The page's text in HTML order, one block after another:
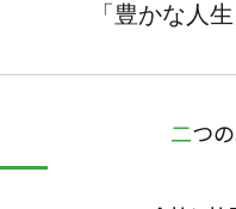
「豊かな人
二つ